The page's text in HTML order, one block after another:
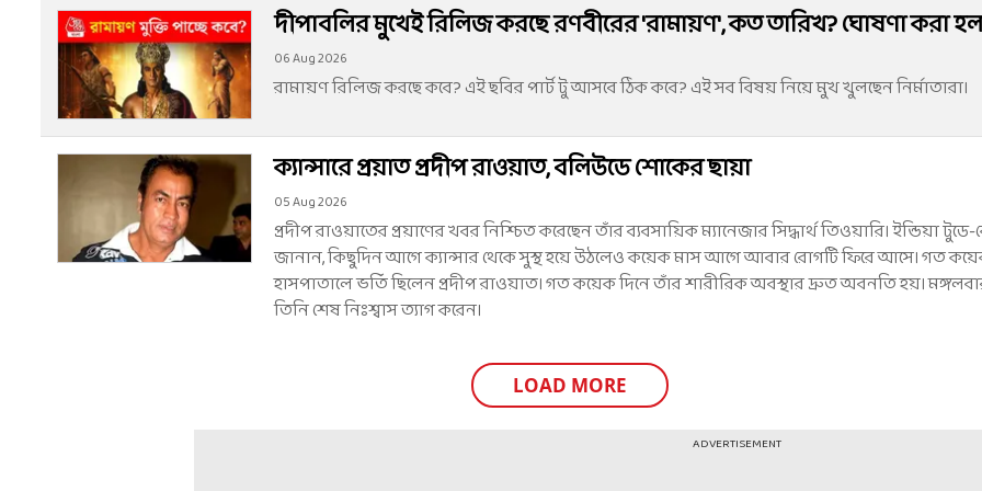
দীপাবলির মুখেই রিলিজ করছে রণবীরের 'রামায়ণ', কত তারিখ? ঘোষণা করা হল
06 Aug 2026
রামায়ণ রিলিজ করছে কবে? এই ছবির পার্ট টু আসবে ঠিক কবে? এই সব বিষয় নিয়ে মুখ খুলছেন নির্মাতারা।
ক্যান্সারে প্রয়াত প্রদীপ রাওয়াত, বলিউডে শোকের ছায়া
05 Aug 2026
প্রদীপ রাওয়াতের প্রয়াণের খবর নিশ্চিত করেছেন তাঁর ব্যবসায়িক ম্যানেজার সিদ্ধার্থ তিওয়ারি। ইন্ডিয়া
জানান, কিছুদিন আগে ক্যান্সার থেকে সুস্থ হয়ে উঠলেও কয়েক মাস আগে আবার রোগটি ফিরে আসে। গত
হাসপাতালে ভর্তি ছিলেন প্রদীপ রাওয়াত। গত কয়েক দিনে তাঁর শারীরিক অবস্থার দ্রুত অবনতি হয়।
তিনি শেষ নিঃশ্বাস ত্যাগ করেন।
LOAD MORE
ADVERTISEMENT